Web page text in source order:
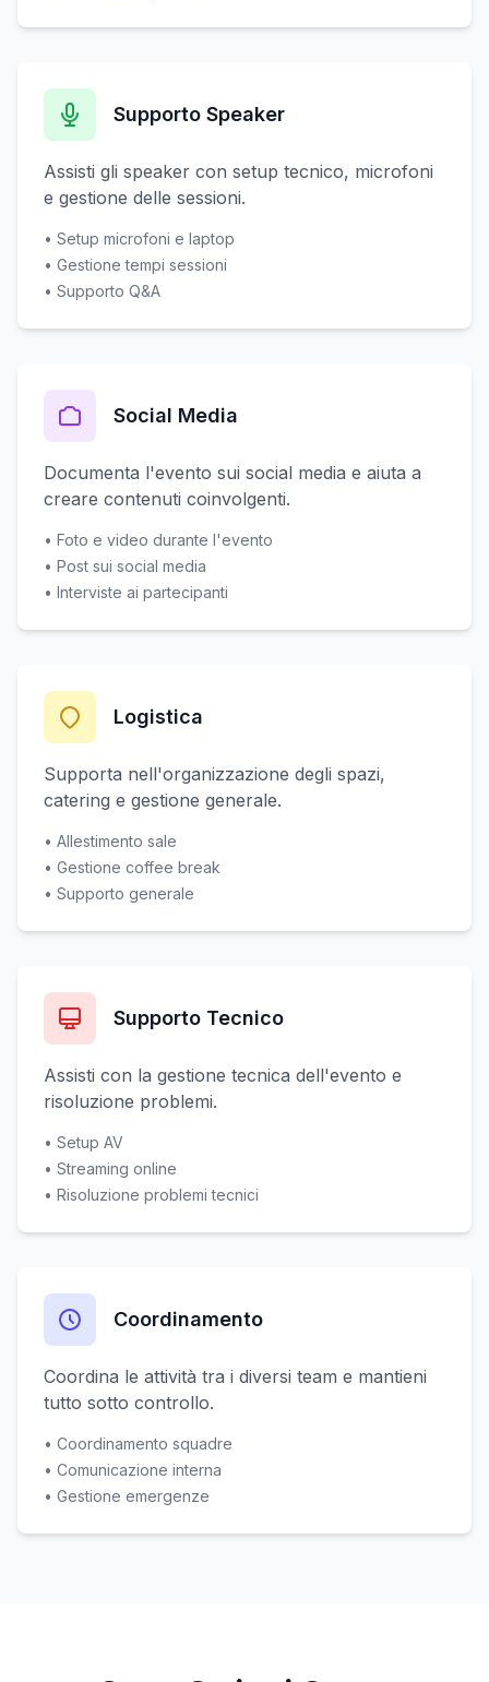
Supporto Speaker
Assisti gli speaker con setup tecnico, microfoni
e gestione delle sessioni.
• Setup microfoni e laptop
• Gestione tempi sessioni
• Supporto Q&A
Social Media
Documenta l'evento sui social media e aiuta a
creare contenuti coinvolgenti.
• Foto e video durante l'evento
• Post sui social media
• Interviste ai partecipanti
Logistica
Supporta nell'organizzazione degli spazi,
catering e gestione generale.
• Allestimento sale
• Gestione coffee break
• Supporto generale
Supporto Tecnico
Assisti con la gestione tecnica dell'evento e
risoluzione problemi.
• Setup AV
• Streaming online
• Risoluzione problemi tecnici
Coordinamento
Coordina le attività tra i diversi team e mantieni
tutto sotto controllo.
• Coordinamento squadre
• Comunicazione interna
• Gestione emergenze